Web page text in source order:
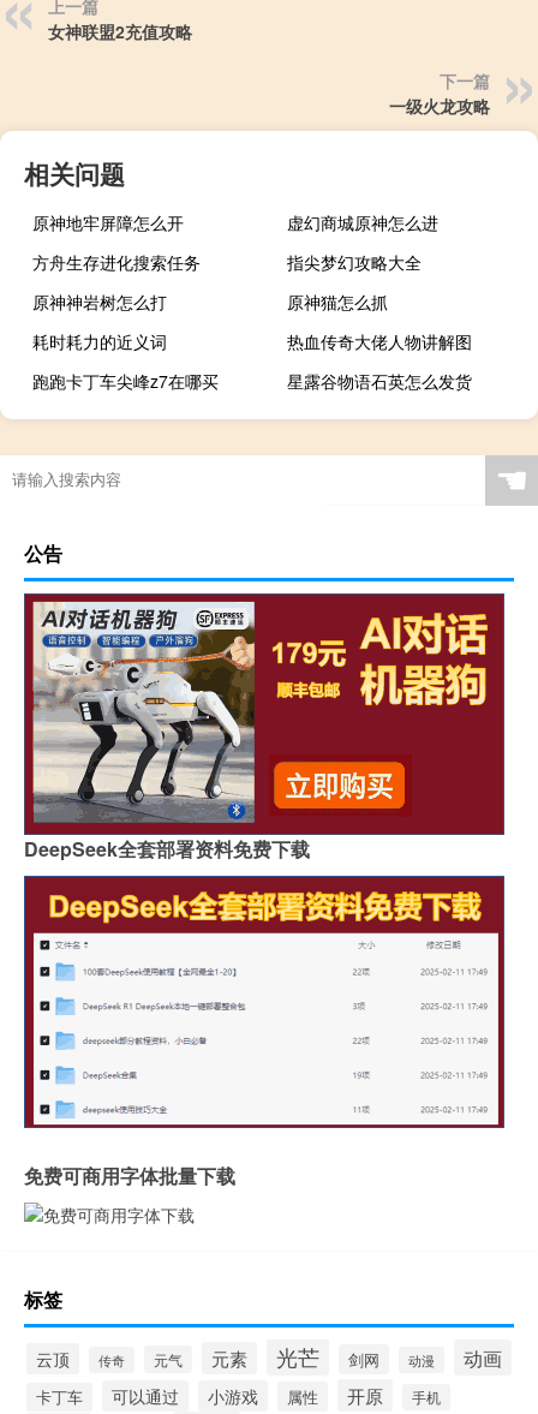
上一篇
女神联盟2充值攻略
下一篇
一级火龙攻略
相关问题
原神地牢屏障怎么开
虚幻商城原神怎么进
方舟生存进化搜索任务
指尖梦幻攻略大全
原神神岩树怎么打
原神猫怎么抓
耗时耗力的近义词
热血传奇大佬人物讲解图
跑跑卡丁车尖峰z7在哪买
星露谷物语石英怎么发货
☚
公告
DeepSeek全套部署资料免费下载
免费可商用字体批量下载
标签
云顶 传奇 元气 元素 光芒 剑网 动漫 动画
卡丁车 可以通过 小游戏 属性 开原 手机